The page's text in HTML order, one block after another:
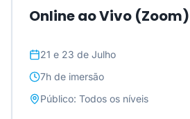
Online ao Vivo (Zoom)
21 e 23 de Julho
7h de imersão
Público: Todos os níveis